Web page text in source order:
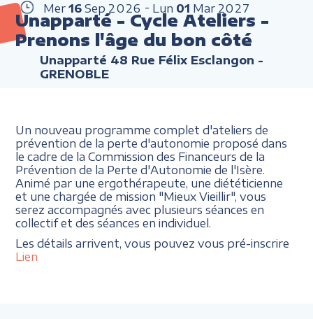
Mer 16 Sep 2026 Lun 01 Mar 2027
Unapparté - Cycle Ateliers -
Prenons l'âge du bon côté
Unapparté 48 Rue Félix Esclangon -
GRENOBLE
Un nouveau programme complet d'ateliers de
prévention de la perte d'autonomie proposé dans
le cadre de la Commission des Financeurs de la
Prévention de la Perte d'Autonomie de l'Isère.
Animé par une ergothérapeute, une diététicienne
et une chargée de mission "Mieux Vieillir", vous
serez accompagnés avec plusieurs séances en
collectif et des séances en individuel.
Les détails arrivent, vous pouvez vous pré-inscrire
Lien